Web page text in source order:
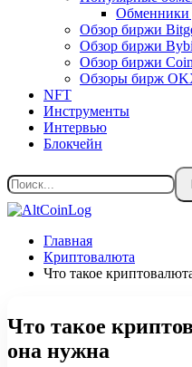
Обменники
Обзор биржи
Обзор биржи
Обзор биржи
Обзоры бирж
NFT
Инструменты
Интервью
Блокчейн
Главная
Криптовалюта
Что такое
Что такое
она нужна